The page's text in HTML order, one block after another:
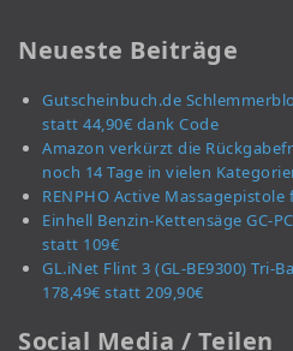
Neueste Beiträge
Gutscheinbuch.de
statt 44,90€ dank Code
Amazon verkürzt die
noch 14 Tage in vielen
RENPHO Active Massagepistole
Einhell Benzin-Kettensäge GC-
statt 109€
GL.iNet Flint 3 (GL-BE9300) Tri-
178,49€ statt 209,90€
Social Media / Teilen